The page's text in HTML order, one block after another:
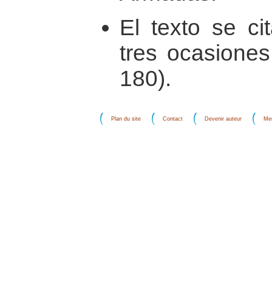
El texto se
tres
180).
Plan du site Contact Devenir auteur